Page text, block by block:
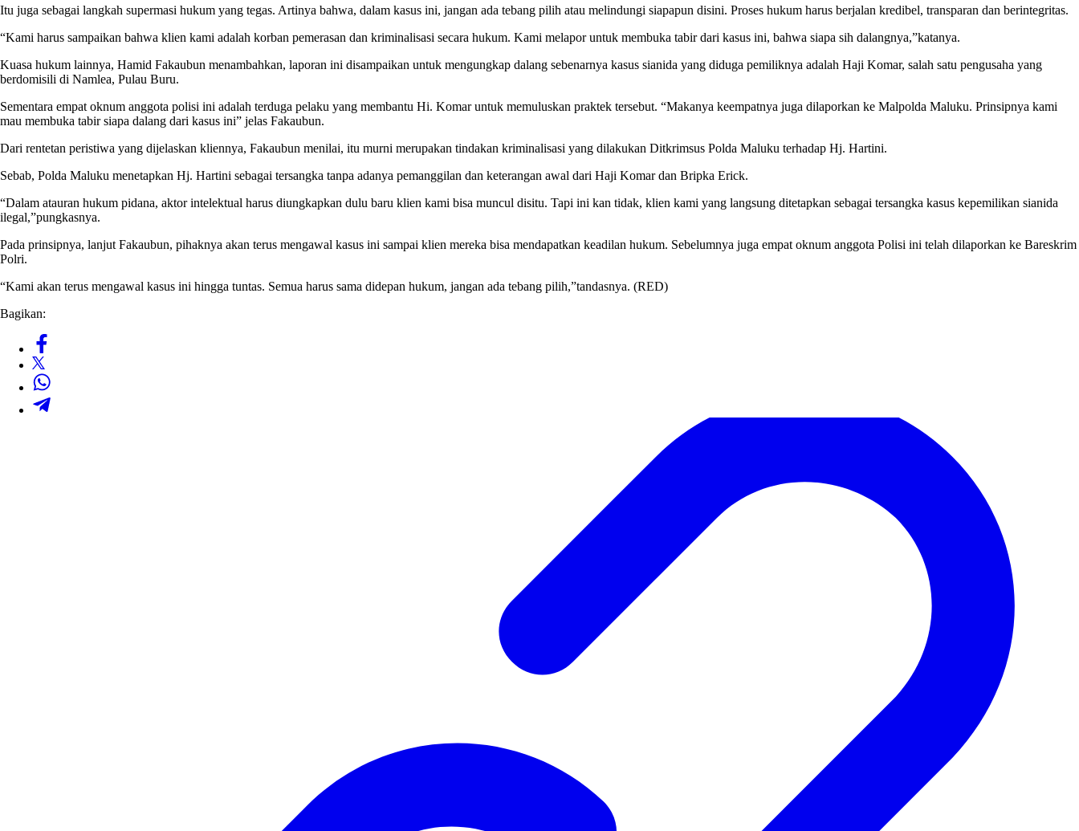
Itu juga sebagai langkah supermasi hukum yang tegas. Artinya bahwa, dalam kasus ini, jangan ada tebang pilih atau melindungi siapapun disini. Proses hukum harus berjalan kredibel, transparan dan berintegritas.
“Kami harus sampaikan bahwa klien kami adalah korban pemerasan dan kriminalisasi secara hukum. Kami melapor untuk membuka tabir dari kasus ini, bahwa siapa sih dalangnya,”katanya.
Kuasa hukum lainnya, Hamid Fakaubun menambahkan, laporan ini disampaikan untuk mengungkap dalang sebenarnya kasus sianida yang diduga pemiliknya adalah Haji Komar, salah satu pengusaha yang
berdomisili di Namlea, Pulau Buru.
Sementara empat oknum anggota polisi ini adalah terduga pelaku yang membantu Hi. Komar untuk memuluskan praktek tersebut. “Makanya keempatnya juga dilaporkan ke Malpolda Maluku. Prinsipnya kami
mau membuka tabir siapa dalang dari kasus ini” jelas Fakaubun.
Dari rentetan peristiwa yang dijelaskan kliennya, Fakaubun menilai, itu murni merupakan tindakan kriminalisasi yang dilakukan Ditkrimsus Polda Maluku terhadap Hj. Hartini.
Sebab, Polda Maluku menetapkan Hj. Hartini sebagai tersangka tanpa adanya pemanggilan dan keterangan awal dari Haji Komar dan Bripka Erick.
“Dalam atauran hukum pidana, aktor intelektual harus diungkapkan dulu baru klien kami bisa muncul disitu. Tapi ini kan tidak, klien kami yang langsung ditetapkan sebagai tersangka kasus kepemilikan sianida
ilegal,”pungkasnya.
Pada prinsipnya, lanjut Fakaubun, pihaknya akan terus mengawal kasus ini sampai klien mereka bisa mendapatkan keadilan hukum. Sebelumnya juga empat oknum anggota Polisi ini telah dilaporkan ke Bareskrim
Polri.
“Kami akan terus mengawal kasus ini hingga tuntas. Semua harus sama didepan hukum, jangan ada tebang pilih,”tandasnya. (RED)
Bagikan: